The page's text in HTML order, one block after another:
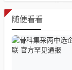
随便看看